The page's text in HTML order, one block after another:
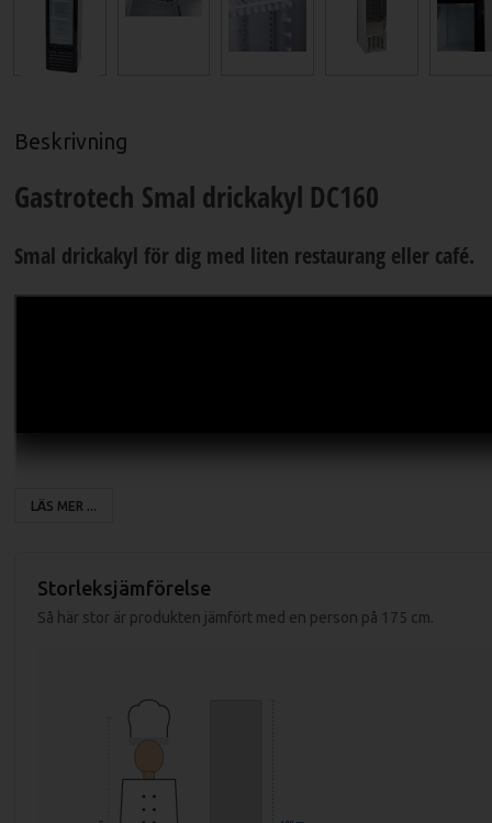
Beskrivning
Gastrotech Smal drickakyl DC160
Smal drickakyl för dig med liten restaurang eller café.
Fläktkyld invändigt.
Nya miljögodkända gasen R600a.
Energisnål. Endast 230W.
LED belysning vertikalt i framkant.
LÄS MER ...
Storleksjämförelse
Så här stor är produkten jämfört med en person på 175 cm.